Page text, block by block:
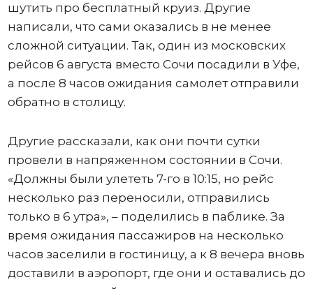
шутить про бесплатный круиз. Другие
написали, что сами оказались в не менее
сложной ситуации. Так, один из московских
рейсов 6 августа вместо Сочи посадили в Уфе,
а после 8 часов ожидания самолет отправили
обратно в столицу.
Другие рассказали, как они почти сутки
провели в напряженном состоянии в Сочи.
«Должны были улететь 7-го в 10:15, но рейс
несколько раз переносили, отправились
только в 6 утра», – поделились в паблике. За
время ожидания пассажиров на несколько
часов заселили в гостиницу, а к 8 вечера вновь
доставили в аэропорт, где они и оставались до